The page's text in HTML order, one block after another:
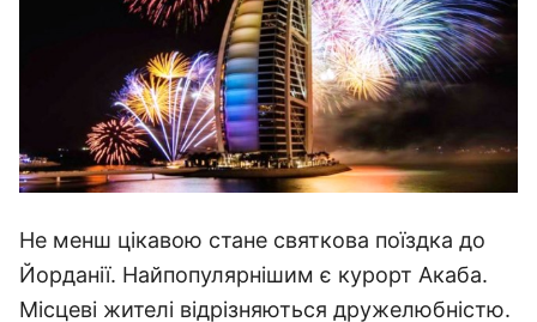
Не менш цікавою стане святкова поїздка до
Йорданії. Найпопулярнішим є курорт Акаба.
Місцеві жителі відрізняються дружелюбністю.